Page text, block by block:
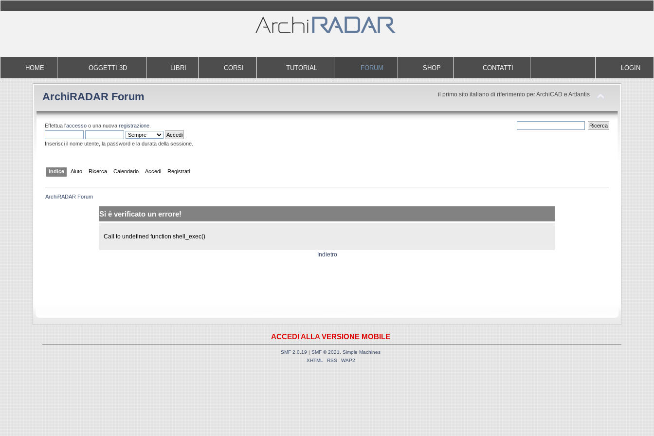
HOME OGGETTI 3D LIBRI CORSI TUTORIAL FORUM SHOP CONTATTI LOGIN
ArchiRADAR Forum il primo sito italiano di riferimento per ArchiCAD e Artlantis
Effettua l'accesso o una nuovaregistrazione.
Inserisci il nome utente, la password e la durata della sessione.
Indice Aiuto Ricerca Calendario Accedi Registrati
ArchiRADAR Forum
Si è verificato un errore!
Call to undefined function shell_exec()
Indietro
ACCEDI ALLA VERSIONE MOBILE
SMF 2.0.19 | SMF © 2021
Simple Machines
XHTML
RSS WAP2